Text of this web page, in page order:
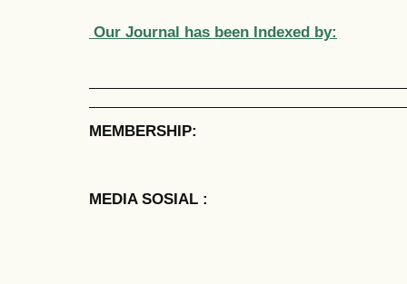
Our Journal has been Indexed by:
MEMBERSHIP:
MEDIA SOSIAL :